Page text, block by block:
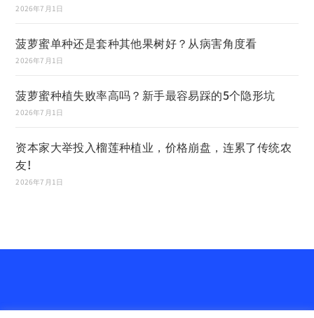
2026年7月1日
菠萝蜜单种还是套种其他果树好？从病害角度看
2026年7月1日
菠萝蜜种植失败率高吗？新手最容易踩的5个隐形坑
2026年7月1日
资本家大举投入榴莲种植业，价格崩盘，连累了传统农
友!
2026年7月1日